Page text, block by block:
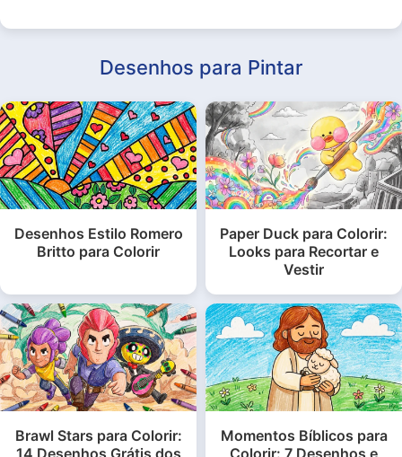
Desenhos para Pintar
Desenhos Estilo Romero
Britto para Colorir
Paper Duck para Colorir:
Looks para Recortar e
Vestir
Brawl Stars para Colorir:
Momentos Bíblicos para